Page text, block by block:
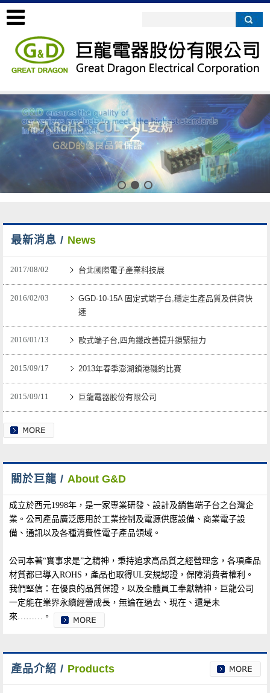
2
最新消息 / News
2017/08/02 台北國際電子產業科技展
2016/02/03
GGD-10-15A 固定式端子台,穩定生產品質及供貨快
速
2016/01/13 歐式端子台,四角鐵改善提升鎖緊扭力
2015/09/17 2013年春季澎湖鎖港磯釣比賽
2015/09/11 巨龍電器股份有限公司
關於巨龍 / About G&D
成立於西元1998年，是一家專業研發、設計及銷售端子台之台灣企
業。公司產品廣泛應用於工業控制及電源供應設備、商業電子設
備、通訊以及各種消費性電子產品領域。
公司本著“實事求是”之精神，秉持追求高品質之經營理念，各項產品
材質都已導入ROHS，產品也取得UL安規認證，保障消費者權利。
我們堅信：在優良的品質保證，以及全體員工奉獻精神，巨龍公司
一定能在業界永續經營成長，無論在過去、現在、還是未
來………。
產品介紹 / Products